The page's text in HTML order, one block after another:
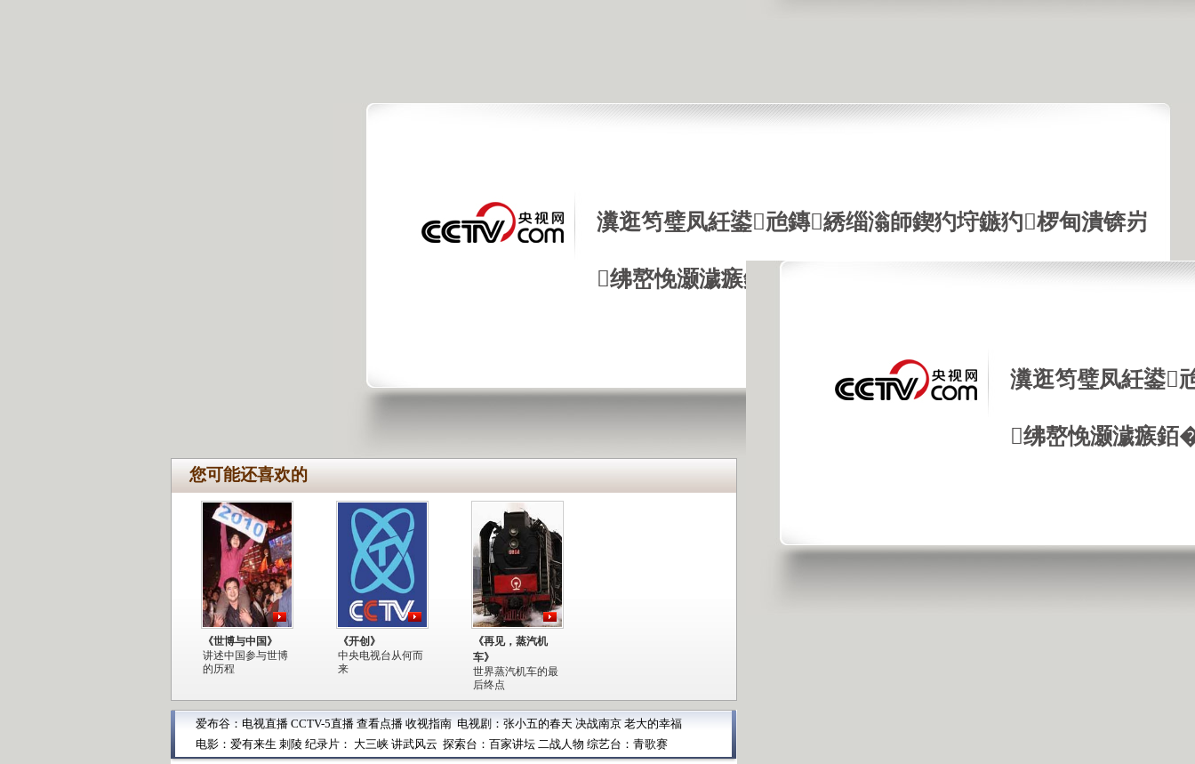
瀵逛笉璧凤紝鍙兘鏄綉缁滃師鍥犳垨鏃犳椤甸潰锛岃
绋嶅悗灏濊瘯銆�
您可能还喜欢的
《世博与中国》
讲述中国参与世博
的历程
《开创》
中央电视台从何而
来
《再见，蒸汽机
车》
世界蒸汽机车的最
后终点
爱布谷： 电视直播 CCTV-5直播 查看点播 收视指南 电视剧： 张小五的春天 决战南京 老大的幸福
电影： 爱有来生 刺陵 纪录片： 大三峡 讲武风云 探索台： 百家讲坛 二战人物 综艺台： 青歌赛
瀵逛笉璧凤紝鍙
绋嶅悗灏濊瘯銆